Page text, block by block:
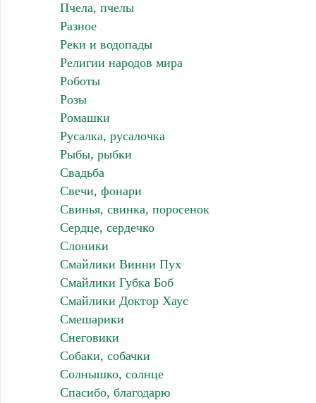
Пчела, пчелы
Разное
Реки и водопады
Религии народов мира
Роботы
Розы
Ромашки
Русалка, русалочка
Рыбы, рыбки
Свадьба
Свечи, фонари
Свинья, свинка, поросенок
Сердце, сердечко
Слоники
Смайлики Винни Пух
Смайлики Губка Боб
Смайлики Доктор Хаус
Смешарики
Снеговики
Собаки, собачки
Солнышко, солнце
Спасибо, благодарю